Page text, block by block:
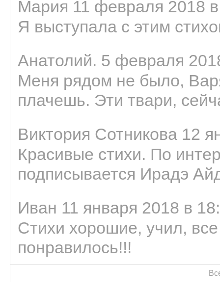
Мария 11 февраля 2018
Я выступала с этим
Анатолий. 5 февраля
Меня рядом не было,
плачешь. Эти твари,
Виктория Сотникова 12
Красивые стихи. По
подписывается Ирадэ
Иван 11 января 2018 в
Стихи хорошие, учил,
понравилось!!!